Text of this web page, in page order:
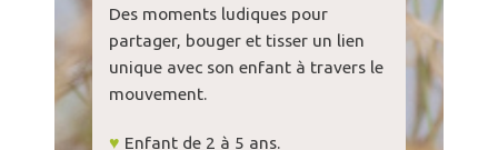
Des moments ludiques pour
partager, bouger et tisser un lien
unique avec son enfant à travers le
mouvement.
♥ Enfant de 2 à 5 ans.